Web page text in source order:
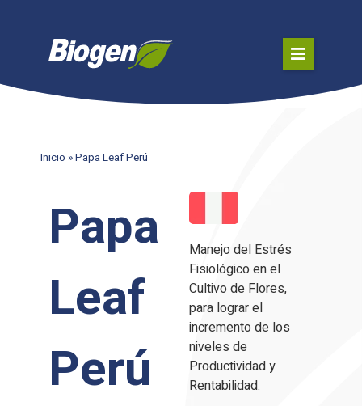
Inicio »Papa Leaf Perú
Papa
Leaf
Perú
Manejo del Estrés
Fisiológico en el
Cultivo de Flores,
para lograr el
incremento de los
niveles de
Productividad y
Rentabilidad.